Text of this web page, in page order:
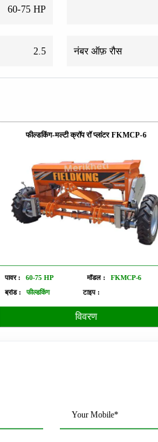
60-75 HP
2.5 नंबर ऑफ़ रौस
फील्डकिंग-मल्टी क्रॉप रॉ प्लांटर FKMCP-6
पावर : 60-75 HP मॉडल :
FKMCP-6
ब्रांड :
फील्डकिंग टाइप :
विवरण
Your Mobile*